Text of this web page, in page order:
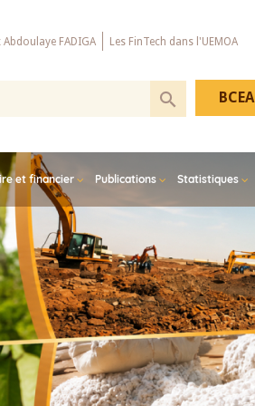
Abdoulaye FADIGA Les FinTech dans l'UEMOA
et financier Publications Statistiques